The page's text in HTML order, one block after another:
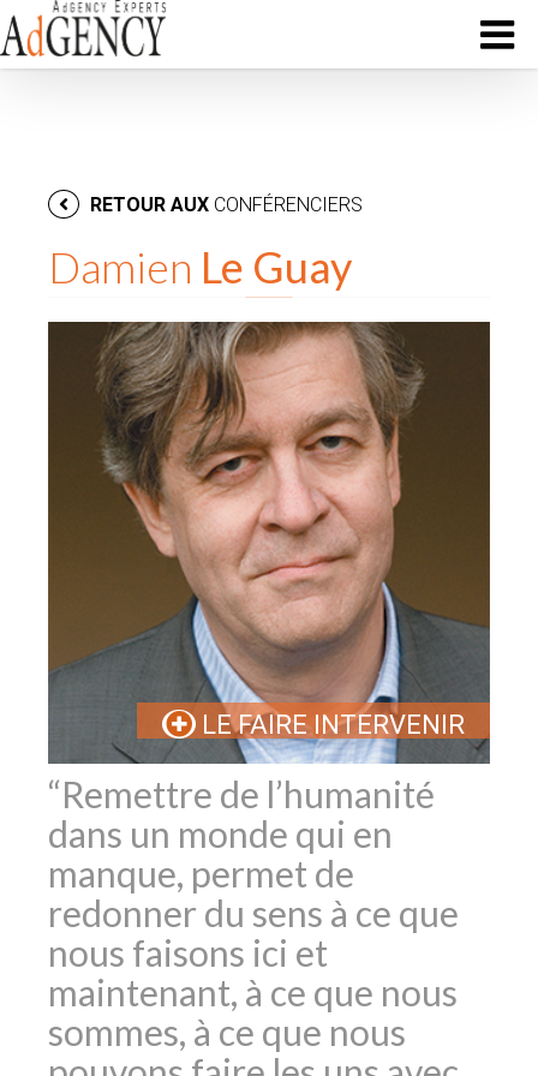
RETOUR AUX CONFÉRENCIERS
Damien Le Guay
LE FAIRE INTERVENIR
“Remettre de l’humanité
dans un monde qui en
manque, permet de
redonner du sens à ce que
nous faisons ici et
maintenant, à ce que nous
sommes, à ce que nous